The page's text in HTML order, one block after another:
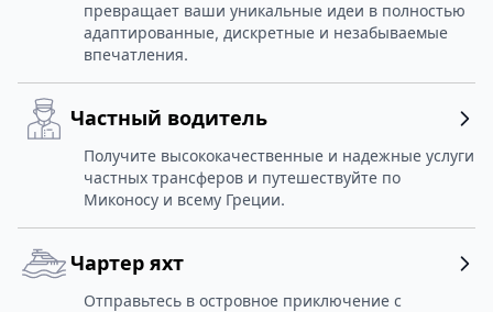
превращает ваши уникальные идеи в полностью
адаптированные, дискретные и незабываемые
впечатления.
Частный водитель
Получите высококачественные и надежные услуги
частных трансферов и путешествуйте по
Миконосу и всему Греции.
Чартер яхт
Отправьтесь в островное приключение с